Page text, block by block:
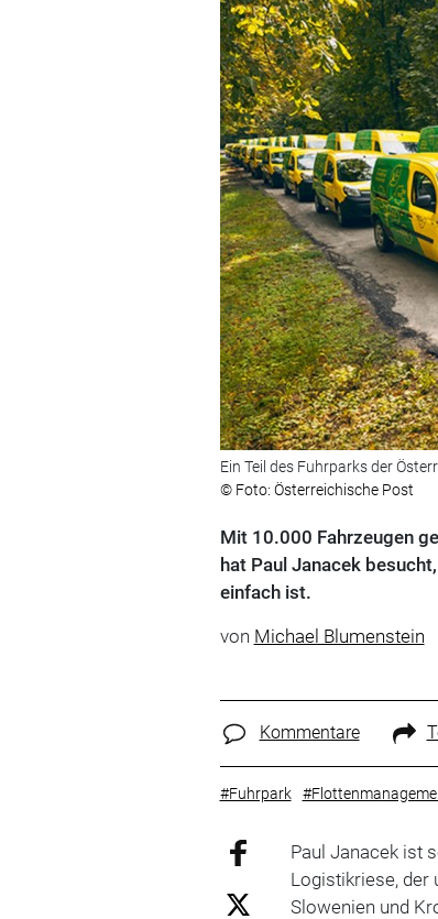
Ein Teil des Fuhrparks der
© Foto: Österreichische Post
Mit 10.000 Fahrzeugen
hat Paul Janacek
einfach ist.
von Michael Blumenstein
Kommentare
#Fuhrpark
Paul Janacek ist
Logistikriese, der
Slowenien und